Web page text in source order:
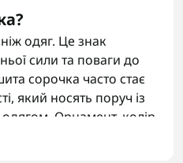
одяг. Це знак
сили та поваги до
сорочка часто стає
який носять поруч із
Орнамент, колір
просто декор, тому